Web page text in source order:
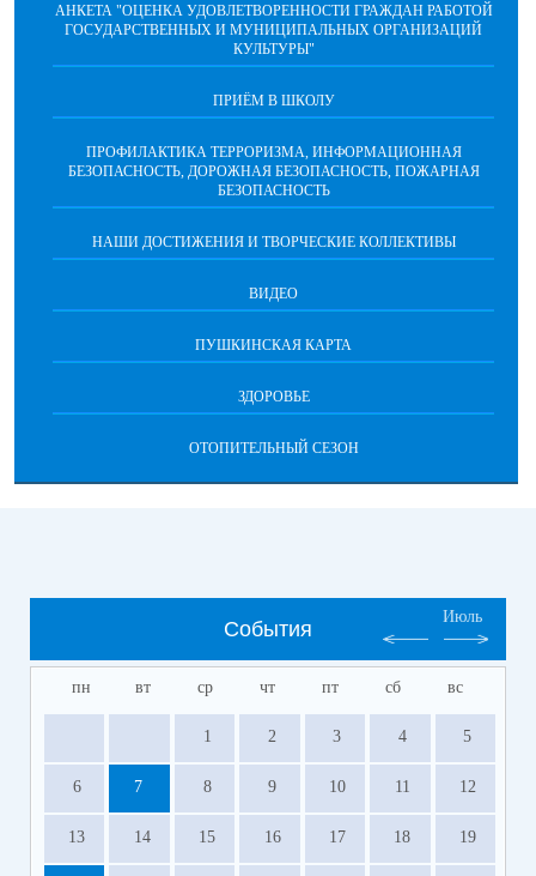
АНКЕТА "ОЦЕНКА УДОВЛЕТВОРЕННОСТИ ГРАЖДАН РАБОТОЙ
ГОСУДАРСТВЕННЫХ И МУНИЦИПАЛЬНЫХ ОРГАНИЗАЦИЙ
КУЛЬТУРЫ"
ПРИЁМ В ШКОЛУ
ПРОФИЛАКТИКА ТЕРРОРИЗМА, ИНФОРМАЦИОННАЯ
БЕЗОПАСНОСТЬ, ДОРОЖНАЯ БЕЗОПАСНОСТЬ, ПОЖАРНАЯ
БЕЗОПАСНОСТЬ
НАШИ ДОСТИЖЕНИЯ И ТВОРЧЕСКИЕ КОЛЛЕКТИВЫ
ВИДЕО
ПУШКИНСКАЯ КАРТА
ЗДОРОВЬЕ
ОТОПИТЕЛЬНЫЙ СЕЗОН
События
Июль
пн вт ср чт пт сб вс
1 2 3 4 5
6 7 8 9 10 11 12
13 14 15 16 17 18 19